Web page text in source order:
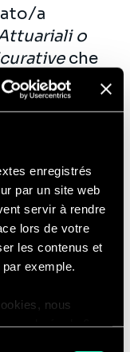
enregistrés
par un site web
servir à rendre
lors de votre
les contenus et
exemple.
nous
a
o
che
di
ai
medio-
di
su temi